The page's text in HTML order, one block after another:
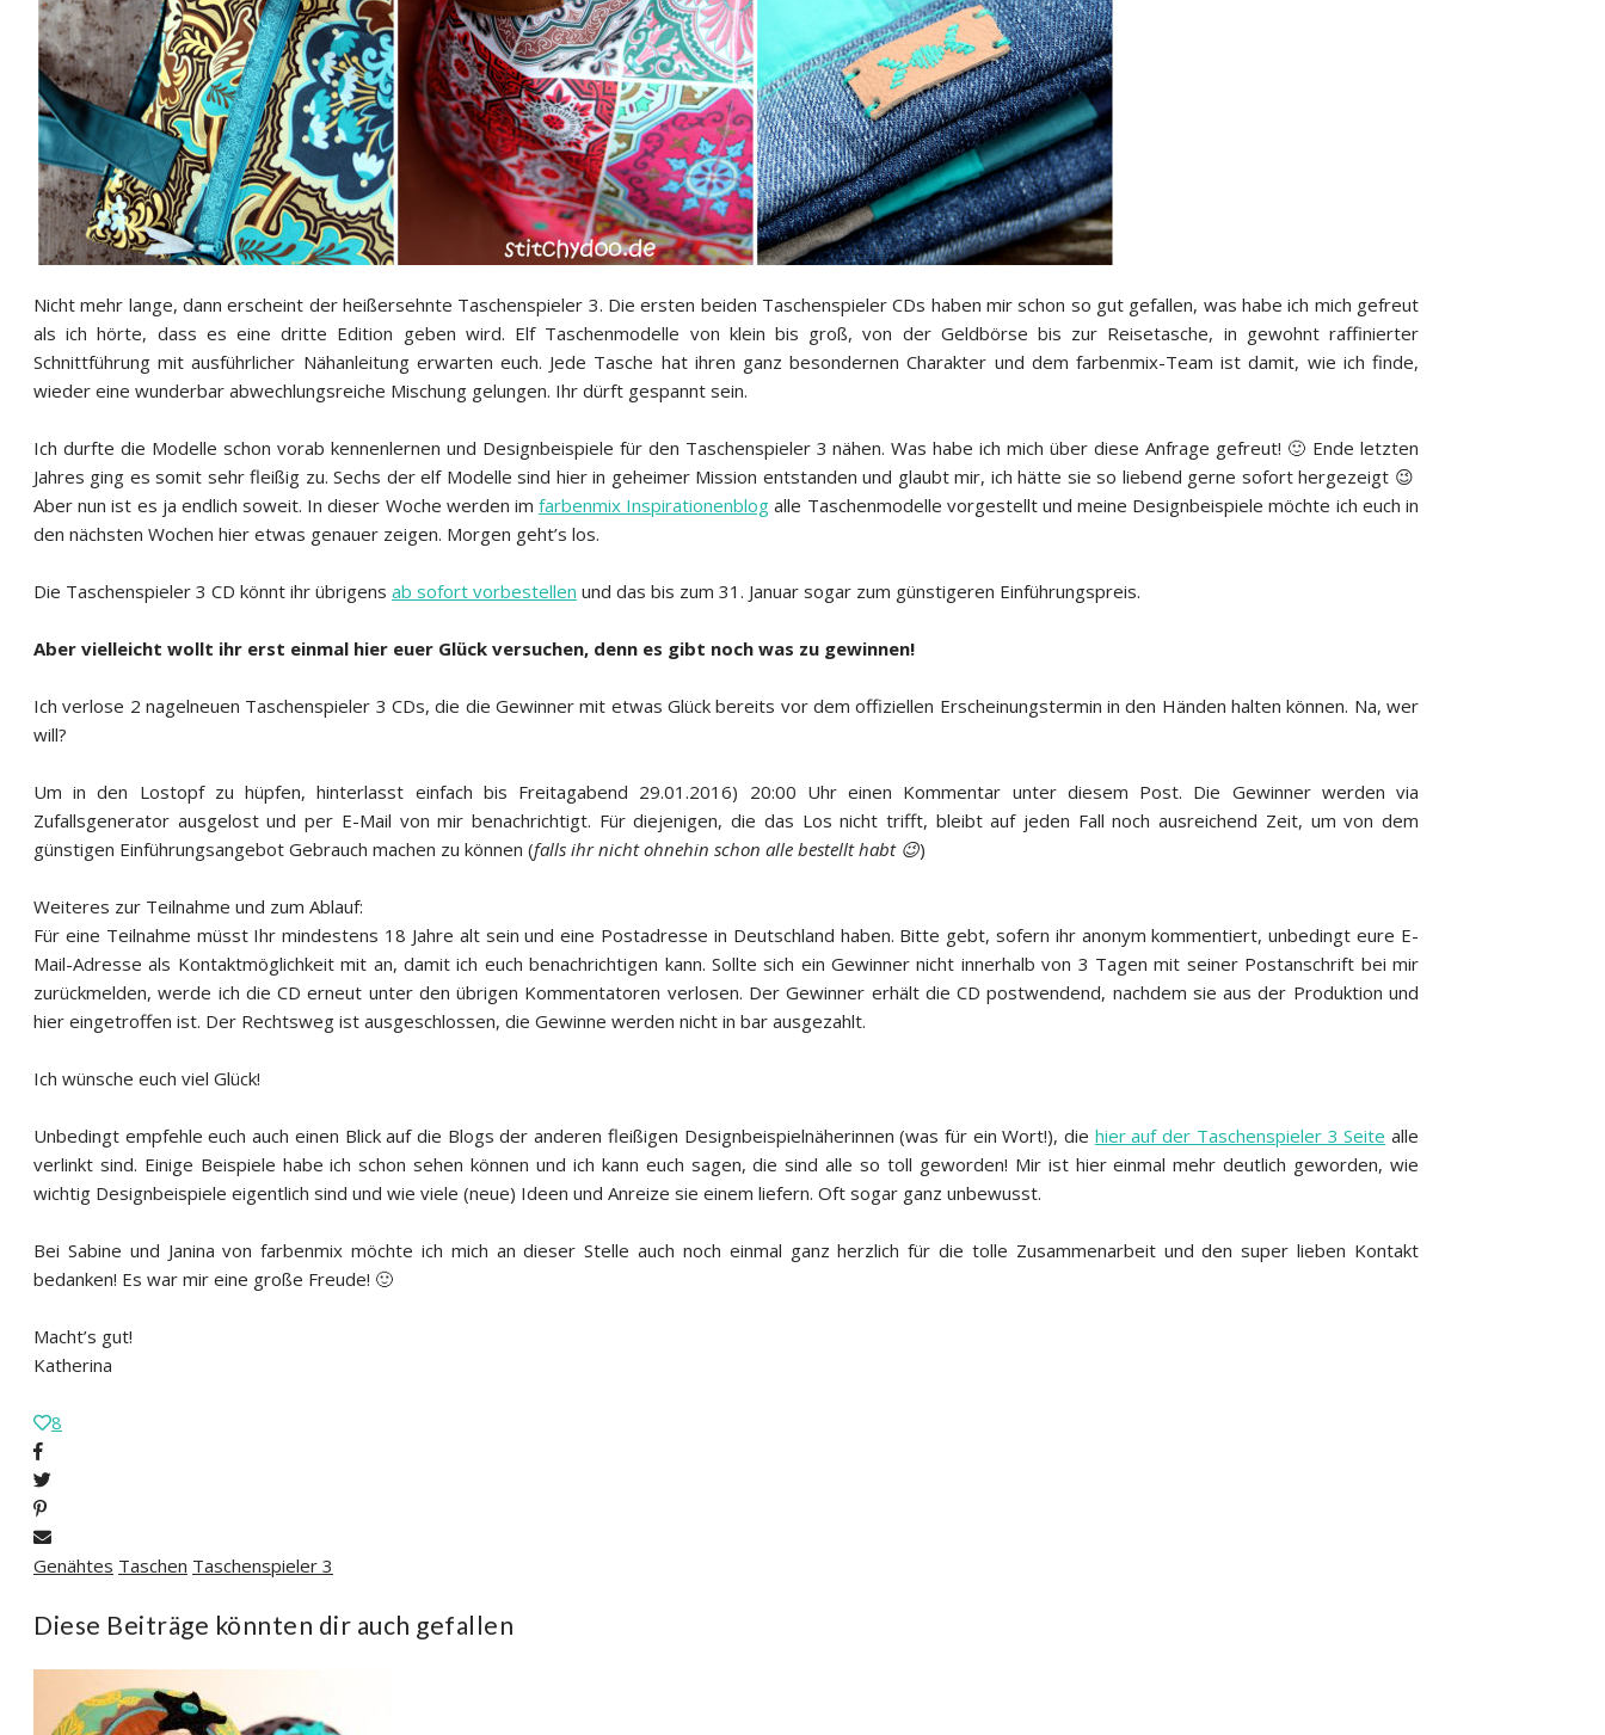
Nicht mehr lange, dann erscheint der heißersehnte Taschenspieler 3. Die ersten beiden Taschenspieler CDs haben mir schon so gut gefallen, was habe ich mich gefreut
als ich hörte, dass es eine dritte Edition geben wird. Elf Taschenmodelle von klein bis groß, von der Geldbörse bis zur Reisetasche, in gewohnt raffinierter
Schnittführung mit ausführlicher Nähanleitung erwarten euch. Jede Tasche hat ihren ganz besondernen Charakter und dem farbenmix-Team ist damit, wie ich finde,
wieder eine wunderbar abwechlungsreiche Mischung gelungen. Ihr dürft gespannt sein.
Ich durfte die Modelle schon vorab kennenlernen und Designbeispiele für den Taschenspieler 3 nähen. Was habe ich mich über diese Anfrage gefreut! 🙂 Ende letzten
Jahres ging es somit sehr fleißig zu. Sechs der elf Modelle sind hier in geheimer Mission entstanden und glaubt mir, ich hätte sie so liebend gerne sofort hergezeigt 😉
Aber nun ist es ja endlich soweit. In dieser Woche werden imfarbenmix Inspirationenblog alle Taschenmodelle vorgestellt und meine Designbeispiele möchte ich euch in
den nächsten Wochen hier etwas genauer zeigen. Morgen geht’s los.
Die Taschenspieler 3 CD könnt ihr übrigens ab sofort vorbestellen und das bis zum 31. Januar sogar zum günstigeren Einführungspreis.
Aber vielleicht wollt ihr erst einmal hier euer Glück versuchen, denn es gibt noch was zu gewinnen!
Ich verlose 2 nagelneuen Taschenspieler 3 CDs, die die Gewinner mit etwas Glück bereits vor dem offiziellen Erscheinungstermin in den Händen halten können. Na, wer
will?
Um in den Lostopf zu hüpfen, hinterlasst einfach bis Freitagabend 29.01.2016) 20:00 Uhr einen Kommentar unter diesem Post. Die Gewinner werden via
Zufallsgenerator ausgelost und per E-Mail von mir benachrichtigt. Für diejenigen, die das Los nicht trifft, bleibt auf jeden Fall noch ausreichend Zeit, um von dem
günstigen Einführungsangebot Gebrauch machen zu können (falls ihr nicht ohnehin schon alle bestellt habt 😉)
Weiteres zur Teilnahme und zum Ablauf:
Für eine Teilnahme müsst Ihr mindestens 18 Jahre alt sein und eine Postadresse in Deutschland haben. Bitte gebt, sofern ihr anonym kommentiert, unbedingt eure E-
Mail-Adresse als Kontaktmöglichkeit mit an, damit ich euch benachrichtigen kann. Sollte sich ein Gewinner nicht innerhalb von 3 Tagen mit seiner Postanschrift bei mir
zurückmelden, werde ich die CD erneut unter den übrigen Kommentatoren verlosen. Der Gewinner erhält die CD postwendend, nachdem sie aus der Produktion und
hier eingetroffen ist. Der Rechtsweg ist ausgeschlossen, die Gewinne werden nicht in bar ausgezahlt.
Ich wünsche euch viel Glück!
Unbedingt empfehle euch auch einen Blick auf die Blogs der anderen fleißigen Designbeispielnäherinnen (was für ein Wort!), die hier auf der Taschenspieler 3 Seite alle
verlinkt sind. Einige Beispiele habe ich schon sehen können und ich kann euch sagen, die sind alle so toll geworden! Mir ist hier einmal mehr deutlich geworden, wie
wichtig Designbeispiele eigentlich sind und wie viele (neue) Ideen und Anreize sie einem liefern. Oft sogar ganz unbewusst.
Bei Sabine und Janina von farbenmix möchte ich mich an dieser Stelle auch noch einmal ganz herzlich für die tolle Zusammenarbeit und den super lieben Kontakt
bedanken! Es war mir eine große Freude! 🙂
Macht’s gut!
Katherina
8
Genähtes Taschen Taschenspieler 3
Diese Beiträge könnten dir auch gefallen